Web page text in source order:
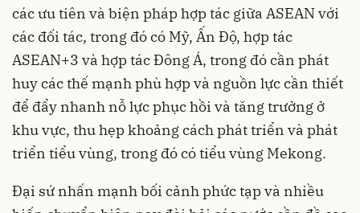
các ưu tiên và biện pháp hợp tác giữa ASEAN với
các đối tác, trong đó có Mỹ, Ấn Độ, hợp tác
ASEAN+3 và hợp tác Đông Á, trong đó cần phát
huy các thế mạnh phù hợp và nguồn lực cần thiết
để đẩy nhanh nỗ lực phục hồi và tăng trưởng ở
khu vực, thu hẹp khoảng cách phát triển và phát
triển tiểu vùng, trong đó có tiểu vùng Mekong.
Đại sứ nhấn mạnh bối cảnh phức tạp và nhiều